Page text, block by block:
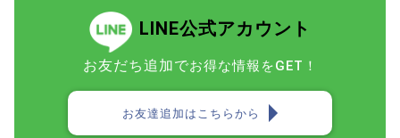
LINE公式アカウント
お友だち追加でお得な情報をGET！
お友達追加はこちらから